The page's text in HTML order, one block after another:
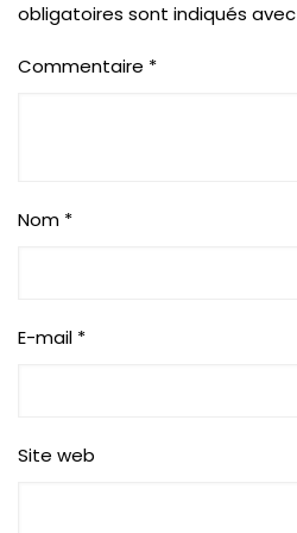
obligatoires sont indiqués avec
Commentaire *
Nom *
E-mail *
Site web